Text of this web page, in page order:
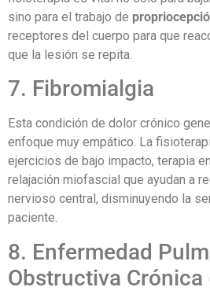
sino para el trabajo de
receptores del cuerpo para que
que la lesión se repita.
7. Fibromialgia
Esta condición de dolor crónico
enfoque muy empático. La
ejercicios de bajo impacto, terapia
relajación miofascial que ayudan a
nervioso central, disminuyendo la
paciente.
8. Enfermedad
Obstructiva Crónica